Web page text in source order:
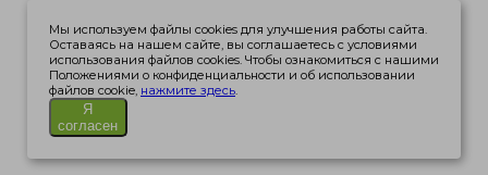
Мы используем файлы cookies для улучшения работы сайта.
Оставаясь на нашем сайте, вы соглашаетесь с условиями
использования файлов cookies. Чтобы ознакомиться с нашими
Положениями о конфиденциальности и об использовании
файлов cookie, нажмите здесь.
Я
согласен